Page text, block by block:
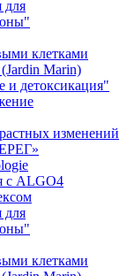
для
клетками
Marin)
и детоксикация"
изменений
с ALGO4
для
клетками